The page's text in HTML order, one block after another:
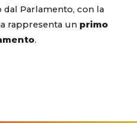
dal Parlamento, con la
rappresenta un primo
.